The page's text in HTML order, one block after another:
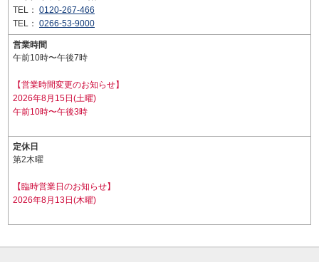
TEL： 0120-267-466
TEL： 0266-53-9000
営業時間
午前10時〜午後7時
【営業時間変更のお知らせ】
2026年8月15日(土曜)
午前10時〜午後3時
定休日
第2木曜
【臨時営業日のお知らせ】
2026年8月13日(木曜)